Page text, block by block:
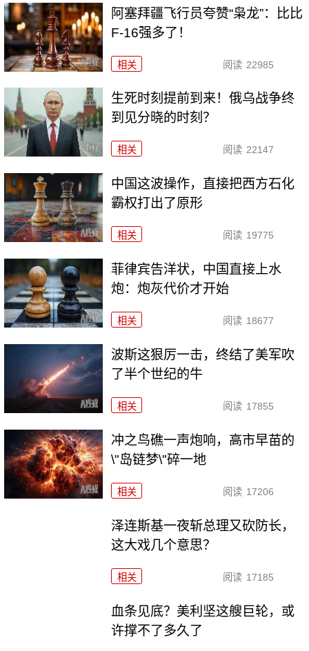
阿塞拜疆飞行员夸赞“枭龙”：比比
F-16强多了！
相关 阅读 22985
生死时刻提前到来！俄乌战争终
到见分晓的时刻？
相关 阅读 22147
中国这波操作，直接把西方石化
霸权打出了原形
相关 阅读 19775
菲律宾告洋状，中国直接上水
炮：炮灰代价才开始
相关 阅读 18677
波斯这狠厉一击，终结了美军吹
了半个世纪的牛
相关 阅读 17855
冲之鸟礁一声炮响，高市早苗的
\"岛链梦\"碎一地
相关 阅读 17206
泽连斯基一夜斩总理又砍防长，
这大戏几个意思？
相关 阅读 17185
血条见底？美利坚这艘巨轮，或
许撑不了多久了